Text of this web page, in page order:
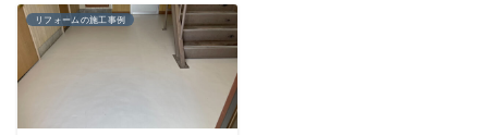
リフォームの施工事例